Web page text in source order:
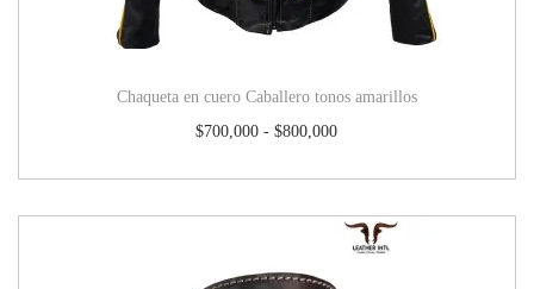
Chaqueta en cuero Caballero tonos amarillos
$700,000 - $800,000